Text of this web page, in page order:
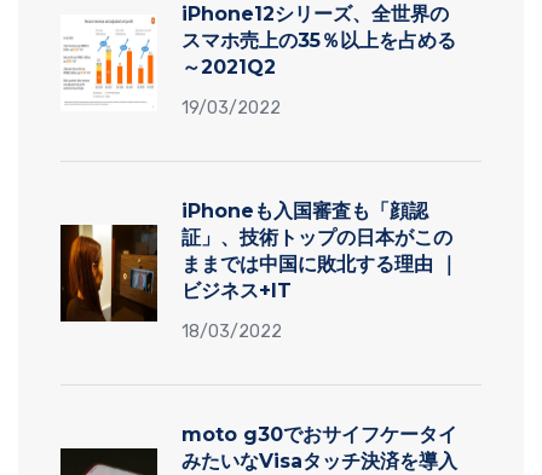
iPhone12シリーズ、全世界の
スマホ売上の35％以上を占める
～2021Q2
19/03/2022
iPhoneも入国審査も「顔認
証」、技術トップの日本がこの
ままでは中国に敗北する理由 ｜
ビジネス+IT
18/03/2022
moto g30でおサイフケータイ
みたいなVisaタッチ決済を導入